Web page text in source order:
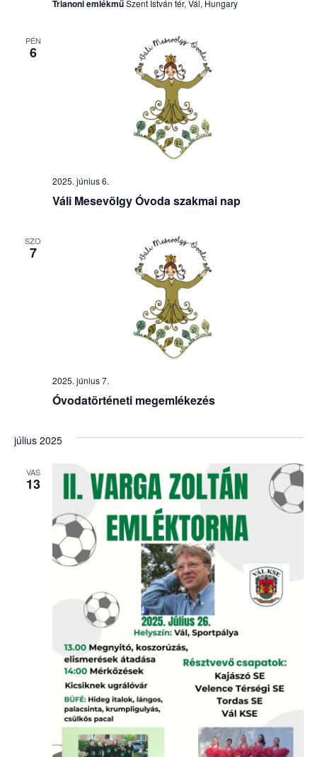
Trianoni emlékműSzent István tér, Vál, Hungary
PÉN
6
Váli Mesevölgy Óvoda szakmai nap
2025. június 6.
SZO
7
Óvodatörténeti megemlékezés
2025. június 7.
július 2025
VAS
13